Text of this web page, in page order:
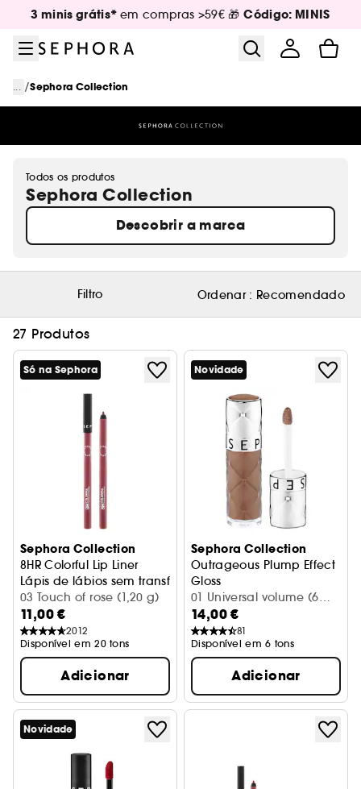
Ir para o menu
Ir para o conteúdo principal
Ir para o rodapé
3 minis grátis* em compras >59€ 🎁Código: MINIS
... /Sephora Collection
Todos os produtos
Sephora Collection
Descobrir a marca
Filtro Ordenar : Recomendado
27 Produtos
Só na Sephora
Sephora Collection
8HR Colorful Lip Liner
Lápis de lábios sem transferência
03 Touch of rose (1,20 g)
11,00 €
2012
Disponível em 20 tons
Adicionar
Novidade
Sephora Collection
Outrageous Plump Effect
Gloss
Gloss Outrageous Efeito
01 Universal volume (6
ml)
14,00 €
81
Disponível em 6 tons
Adicionar
Novidade